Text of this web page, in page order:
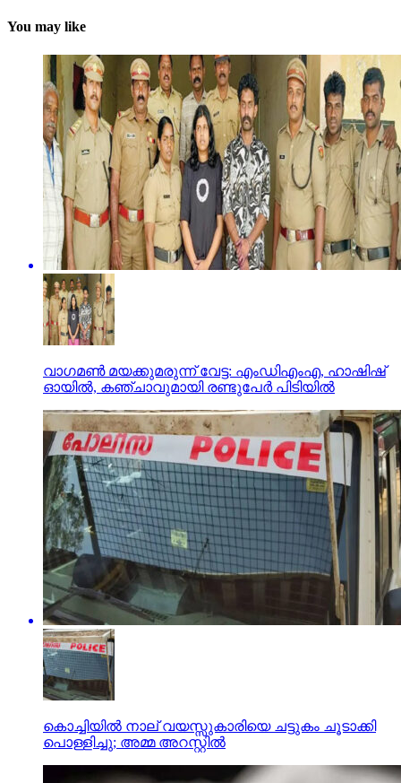
You may like
വാഗമണ്‍ മയക്കുമരുന്ന് വേട്ട: എംഡിഎംഎ, ഹാഷിഷ്
ഓയില്‍, കഞ്ചാവുമായി രണ്ടുപേര്‍ പിടിയില്‍
കൊച്ചിയില്‍ നാല് വയസ്സുകാരിയെ ചട്ടുകം ചൂടാക്കി
പൊള്ളിച്ചു; അമ്മ അറസ്റ്റില്‍